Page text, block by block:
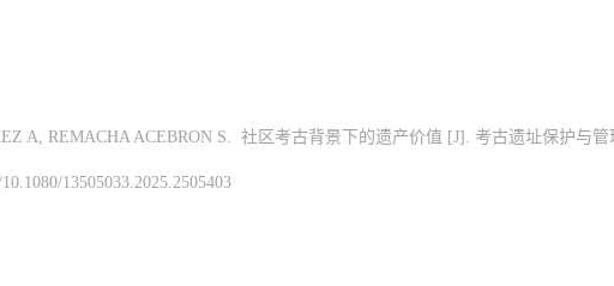
A, REMACHA ACEBRON S. 社区考古背景下的遗产价值 [J]. 考古遗址保护与管
13505033.2025.2505403